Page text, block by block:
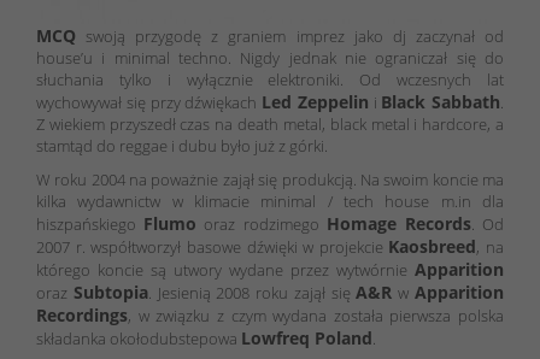
MCQ swoją przygodę z graniem imprez jako dj zaczynał od
house’u i minimal techno. Nigdy jednak nie ograniczał się do
słuchania tylko i wyłącznie elektroniki. Od wczesnych lat
wychowywał się przy dźwiękach Led Zeppelin i Black Sabbath.
Z wiekiem przyszedł czas na death metal, black metal i hardcore, a
stamtąd do reggae i dubu było już z górki.
W roku 2004 na poważnie zajął się produkcją. Na swoim koncie ma
kilka wydawnictw w klimacie minimal / tech house m.in dla
hiszpańskiego Flumo oraz rodzimego Homage Records. Od
2007 r. współtworzył basowe dźwięki w projekcie Kaosbreed, na
którego koncie są utwory wydane przez wytwórnie Apparition
oraz Subtopia. Jesienią 2008 roku zajął sięA&R wApparition
Recordings, w związku z czym wydana została pierwsza polska
składanka okołodubstepowa Lowfreq Poland.